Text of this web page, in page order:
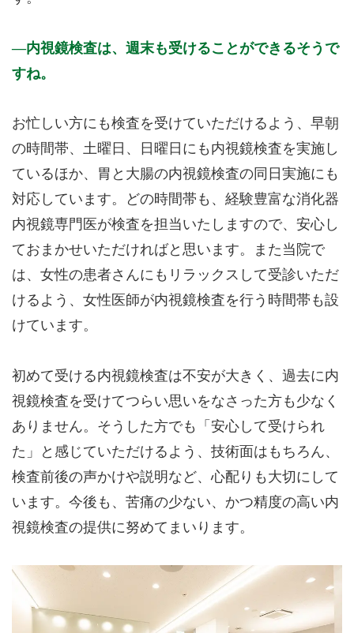
内視鏡検査は、週末も受けることができるそうで
すね。
お忙しい方にも検査を受けていただけるよう、早朝
の時間帯、土曜日、日曜日にも内視鏡検査を実施し
ているほか、胃と大腸の内視鏡検査の同日実施にも
対応しています。どの時間帯も、経験豊富な消化器
内視鏡専門医が検査を担当いたしますので、安心し
ておまかせいただければと思います。また当院で
は、女性の患者さんにもリラックスして受診いただ
けるよう、女性医師が内視鏡検査を行う時間帯も設
けています。
初めて受ける内視鏡検査は不安が大きく、過去に内
視鏡検査を受けてつらい思いをなさった方も少なく
ありません。そうした方でも「安心して受けられ
た」と感じていただけるよう、技術面はもちろん、
検査前後の声かけや説明など、心配りも大切にして
います。今後も、苦痛の少ない、かつ精度の高い内
視鏡検査の提供に努めてまいります。